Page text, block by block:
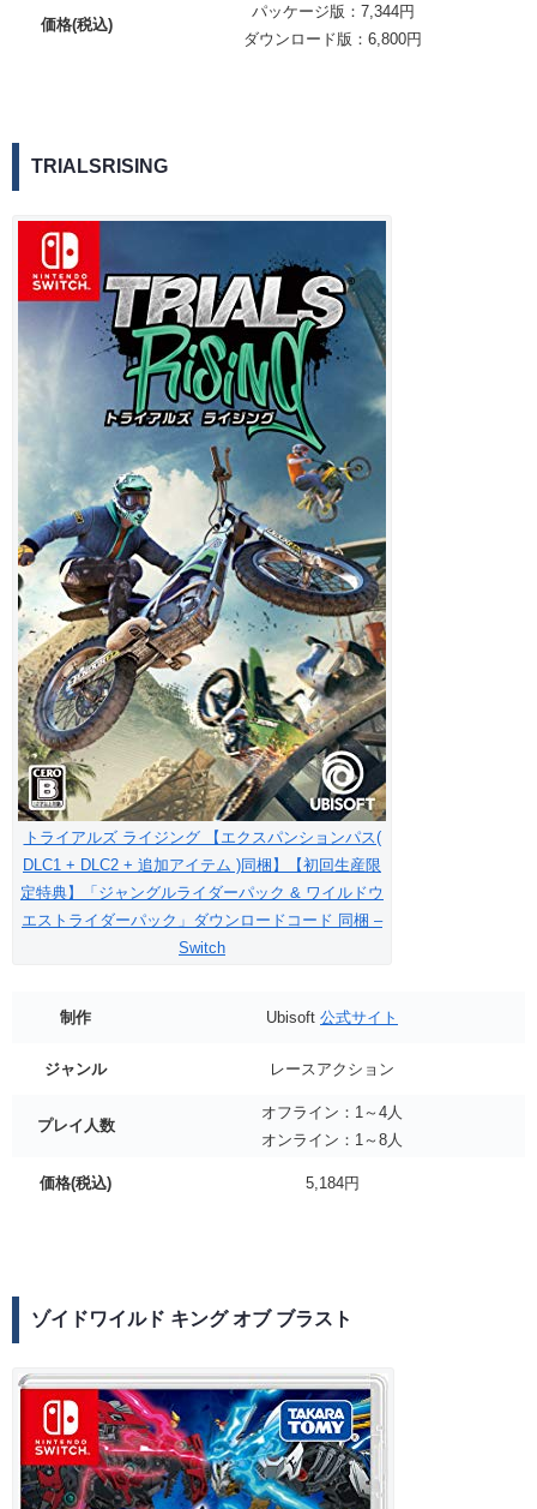
価格(税込)
パッケージ版：7,344円
ダウンロード版：6,800円
TRIALSRISING
トライアルズ ライジング 【エクスパンションパス(
DLC1 + DLC2 + 追加アイテム )同梱】【初回生産限
定特典】「ジャングルライダーパック & ワイルドウ
エストライダーパック」ダウンロードコード 同梱 –
Switch
制作 Ubisoft 公式サイト
ジャンル レースアクション
プレイ人数
オフライン：1～4人
オンライン：1～8人
価格(税込) 5,184円
ゾイドワイルド キング オブ ブラスト